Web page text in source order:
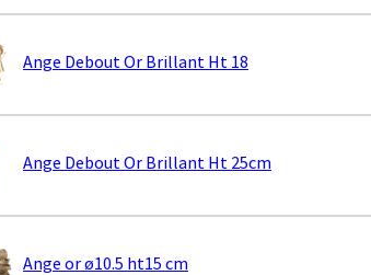
Ange Debout Or Brillant Ht 18
Ange Debout Or Brillant Ht 25cm
Ange or ø10.5 ht15 cm